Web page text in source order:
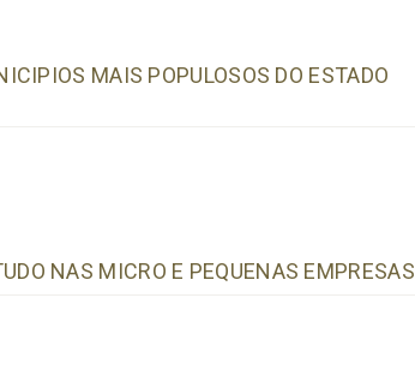
MAIS POPULOSOS DO ESTADO
NAS MICRO E PEQUENAS EMPRESAS